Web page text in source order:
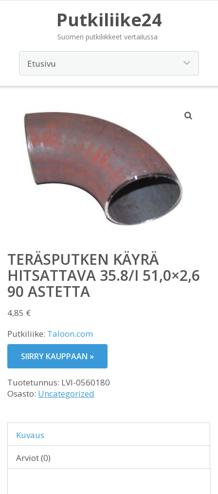
Putkiliike24
Suomen putkiliikkeet vertailussa
TERÄSPUTKEN KÄYRÄ
HITSATTAVA 35.8/I 51,0×2,6
90 ASTETTA
4,85 €
Putkiliike: Taloon.com
SIIRRY KAUPPAAN »
Tuotetunnus: LVI-0560180
Osasto: Uncategorized
Kuvaus
Arviot (0)